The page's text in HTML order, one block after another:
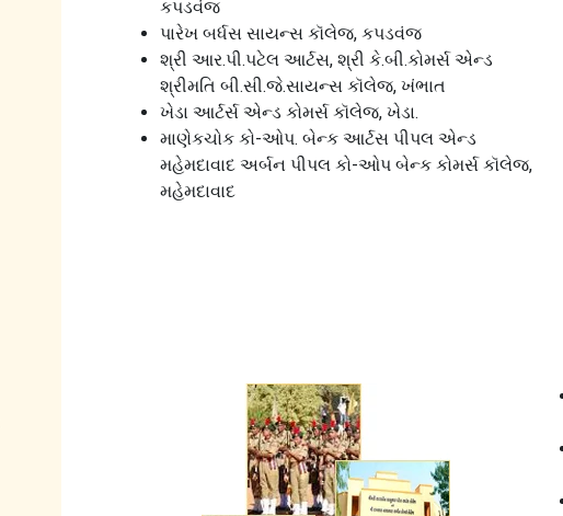
કપડવંજ
પારેખ બર્ધસ સાયન્સ કૉલેજ, કપડવંજ
શ્રી આર.પી.પટેલ આર્ટસ, શ્રી કે.બી.કોમર્સ એન્ડ
શ્રીમતિ બી.સી.જે.સાયન્સ કૉલેજ, ખંભાત
ખેડા આર્ટર્સ એન્ડ કોમર્સ કૉલેજ, ખેડા.
માણેકચોક કો-ઓપ. બેન્ક આર્ટસ પીપલ એન્ડ
મહેમદાવાદ અર્બન પીપલ કો-ઓપ બેન્ક કોમર્સ કૉલેજ,
મહેમદાવાદ